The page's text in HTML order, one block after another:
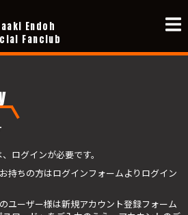
Endoh
Fanclub
ログインが必要です。
持ちの方はログインフォームよりログイン
ユーザー様は新規アカウント登録フォーム